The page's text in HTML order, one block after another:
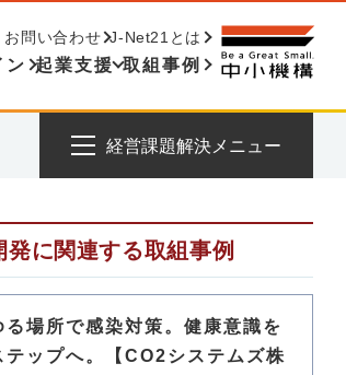
ン 起業支援 取組事例
お問い合わせ J-Net21とは
経営課題解決メニュー
発に関連する取組事例
る場所で感染対策。健康意識を
テップへ。【CO2システムズ株